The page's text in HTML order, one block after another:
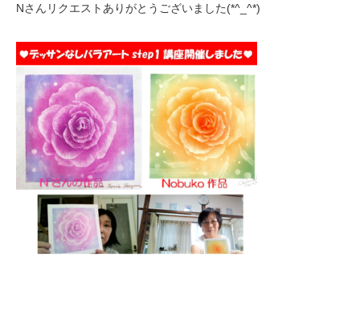
Nさんリクエストありがとうございました(*^_^*)